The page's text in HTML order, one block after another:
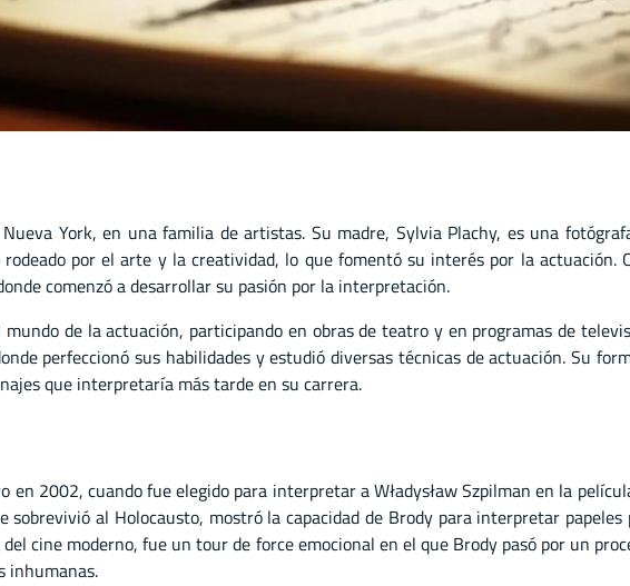
York, en una familia de artistas. Su madre, Sylvia Plachy, es una
por el arte y la creatividad, lo que fomentó su interés por la actuación.
comenzó a desarrollar su pasión por la interpretación.
de la actuación, participando en obras de teatro y en programas de
perfeccionó sus habilidades y estudió diversas técnicas de actuación. Su
que interpretaría más tarde en su carrera.
2002, cuando fue elegido para interpretar a Władysław Szpilman en la
sobrevivió al Holocausto, mostró la capacidad de Brody para interpretar
cine moderno, fue un tour de force emocional en el que Brody pasó por un
inhumanas.